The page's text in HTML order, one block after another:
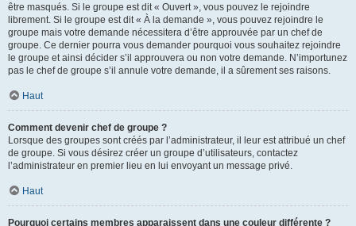
être masqués. Si le groupe est dit « Ouvert », vous pouvez le rejoindre
librement. Si le groupe est dit « À la demande », vous pouvez rejoindre le
groupe mais votre demande nécessitera d’être approuvée par un chef de
groupe. Ce dernier pourra vous demander pourquoi vous souhaitez rejoindre
le groupe et ainsi décider s’il approuvera ou non votre demande. N’importunez
pas le chef de groupe s’il annule votre demande, il a sûrement ses raisons.
Haut
Comment devenir chef de groupe ?
Lorsque des groupes sont créés par l’administrateur, il leur est attribué un chef
de groupe. Si vous désirez créer un groupe d’utilisateurs, contactez
l’administrateur en premier lieu en lui envoyant un message privé.
Haut
Pourquoi certains membres apparaissent dans une couleur différente ?